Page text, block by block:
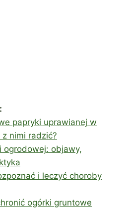
papryki uprawianej w
nimi radzić?
ogrodowej: objawy,
i leczyć choroby
ogórki gruntowe